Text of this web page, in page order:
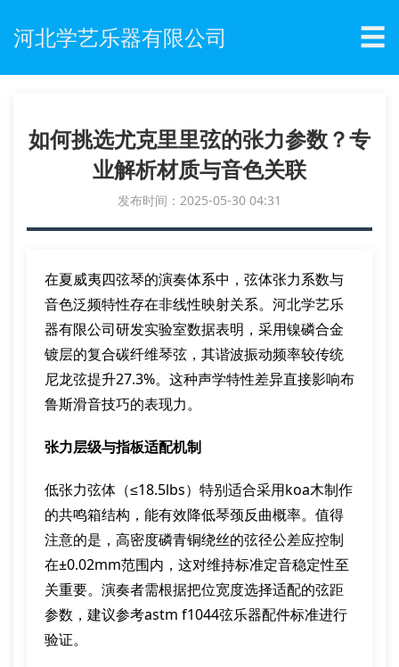
河北学艺乐器有限公司 ☰
如何挑选尤克里里弦的张力参数？专
业解析材质与音色关联
发布时间：2025-05-30 04:31
在夏威夷四弦琴的演奏体系中，弦体张力系数与
音色泛频特性存在非线性映射关系。河北学艺乐
器有限公司研发实验室数据表明，采用镍磷合金
镀层的复合碳纤维琴弦，其谐波振动频率较传统
尼龙弦提升27.3%。这种声学特性差异直接影响布
鲁斯滑音技巧的表现力。
张力层级与指板适配机制
低张力弦体（≤18.5lbs）特别适合采用koa木制作
的共鸣箱结构，能有效降低琴颈反曲概率。值得
注意的是，高密度磷青铜绕丝的弦径公差应控制
在±0.02mm范围内，这对维持标准定音稳定性至
关重要。演奏者需根据把位宽度选择适配的弦距
参数，建议参考astm f1044弦乐器配件标准进行
验证。